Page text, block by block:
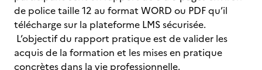
de police taille 12 au format WORD ou PDF qu’il
télécharge sur la plateforme LMS sécurisée.
L’objectif du rapport pratique est de valider les
acquis de la formation et les mises en pratique
concrètes dans la vie professionnelle.